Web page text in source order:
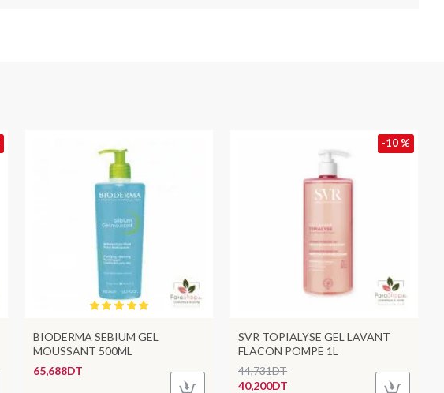
BIODERMA SEBIUM GEL
MOUSSANT 500ML
65,688DT
-10 %
SVR TOPIALYSE GEL LAVANT
FLACON POMPE 1L
40,200DT
44,731DT